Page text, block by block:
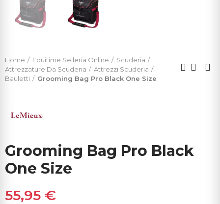
Home Equitime Selleria Online
Scuderia
Attrezzature Da Scuderia
Attrezzi Scuderia
Bauletti
Grooming Bag Pro Black One Size
Grooming Bag Pro Black
One Size
55,95 €